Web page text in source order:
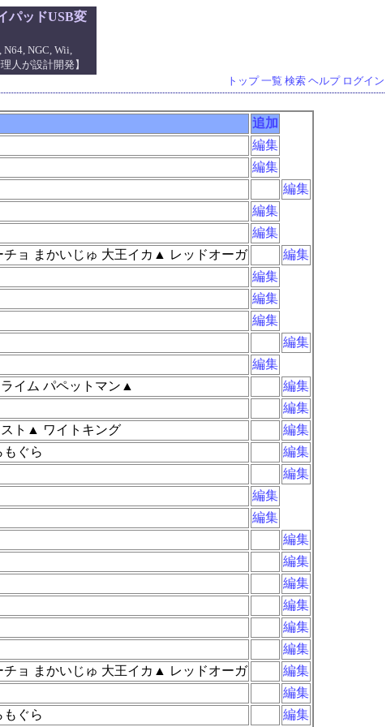
パッドUSB変
N64, NGC, Wii,
人が設計開発】
トップ 一覧 検索 ヘルプ ログイン
追加
編集
編集
編集
編集
編集
ョ まかいじゅ 大王イカ▲ レッドオーガ
編集
編集
編集
編集
編集
編集
イム パペットマン▲
編集
編集
ト▲ ワイトキング
編集
ぐら
編集
編集
編集
編集
編集
編集
編集
編集
編集
編集
ョ まかいじゅ 大王イカ▲ レッドオーガ
編集
編集
ぐら 編集